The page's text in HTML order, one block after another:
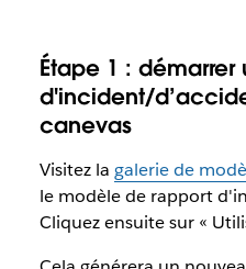
Étape 1 :
d'incident/
canevas
Visitez la galerie de
le modèle de rapport
Cliquez ensuite sur «